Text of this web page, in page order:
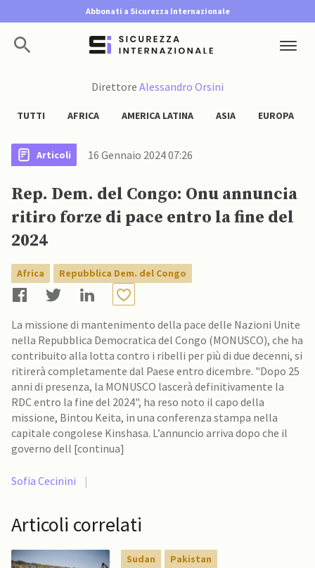
Abbonati a Sicurezza Internazionale
Direttore Alessandro Orsini
TUTTI AFRICA AMERICA LATINA ASIA EUROPA
Articoli 16 Gennaio 2024 07:26
Rep. Dem. del Congo: Onu annuncia
ritiro forze di pace entro la fine del
2024
Africa Repubblica Dem. del Congo
La missione di mantenimento della pace delle Nazioni Unite
nella Repubblica Democratica del Congo (MONUSCO), che ha
contribuito alla lotta contro i ribelli per più di due decenni, si
ritirerà completamente dal Paese entro dicembre. "Dopo 25
anni di presenza, la MONUSCO lascerà definitivamente la
RDC entro la fine del 2024", ha reso noto il capo della
missione, Bintou Keita, in una conferenza stampa nella
capitale congolese Kinshasa. L’annuncio arriva dopo che il
governo dell [continua]
Sofia Cecinini |
Articoli correlati
Sudan Pakistan